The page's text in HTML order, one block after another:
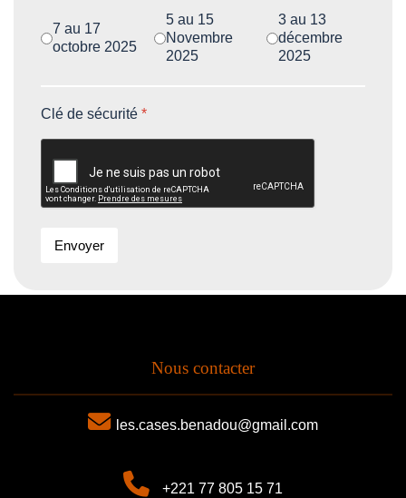
Période
7 au 17
octobre 2025
5 au 15
Novembre
2025
3 au 13
décembre
2025
Clé de sécurité *
Envoyer
Nous contacter
les.cases.benadou@gmail.com
+221 77 805 15 71